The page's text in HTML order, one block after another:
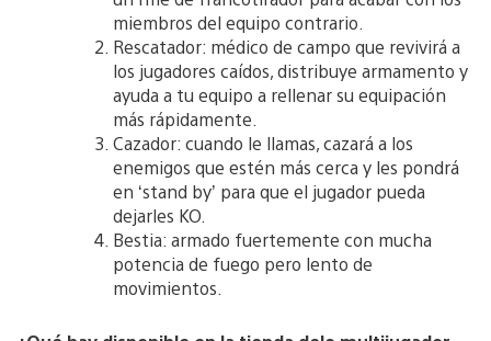
miembros del equipo contrario.
Rescatador: médico de campo que revivirá a
los jugadores caídos, distribuye armamento y
ayuda a tu equipo a rellenar su equipación
más rápidamente.
Cazador: cuando le llamas, cazará a los
enemigos que estén más cerca y les pondrá
en ‘stand by’ para que el jugador pueda
dejarles KO.
Bestia: armado fuertemente con mucha
potencia de fuego pero lento de
movimientos.